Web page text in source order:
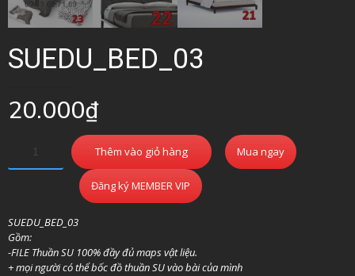
SUEDU_BED_03
20.000₫
Thêm vào giỏ hàng Mua ngay
Đăng ký MEMBER VIP
SUEDU_BED_03
Gồm:
-FILE Thuần SU 100% đầy đủ maps vật liệu.
+ mọi người có thể bốc đồ thuần SU vào bài của mình